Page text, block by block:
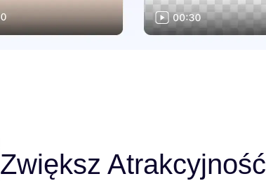
Zwiększ Atrakcyjność